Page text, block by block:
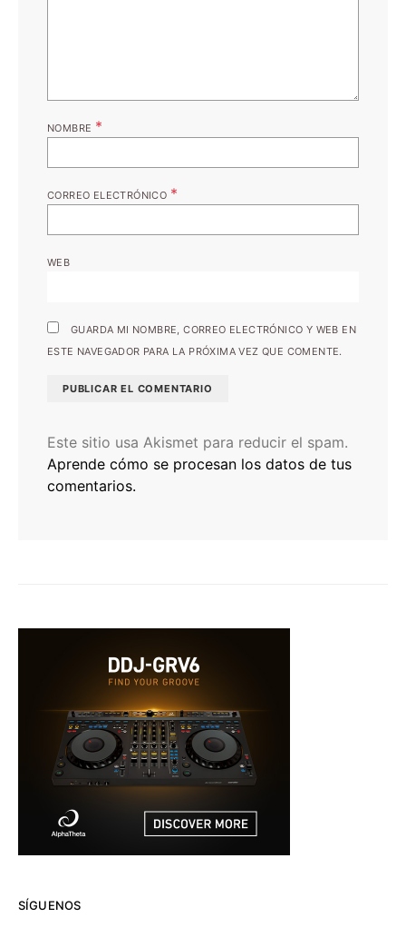
NOMBRE *
CORREO ELECTRÓNICO *
WEB
GUARDA MI NOMBRE, CORREO ELECTRÓNICO Y WEB EN
ESTE NAVEGADOR PARA LA PRÓXIMA VEZ QUE COMENTE.
Este sitio usa Akismet para reducir el spam.
Aprende cómo se procesan los datos de tus
comentarios.
SÍGUENOS